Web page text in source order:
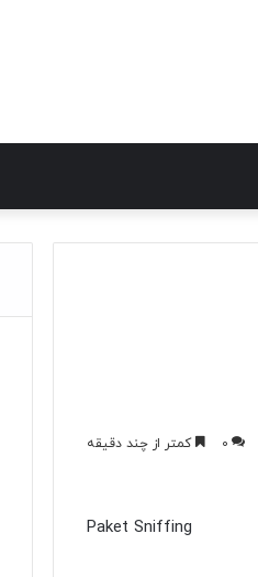
0 کمتر از چند دقیقه
Paket Sniffing